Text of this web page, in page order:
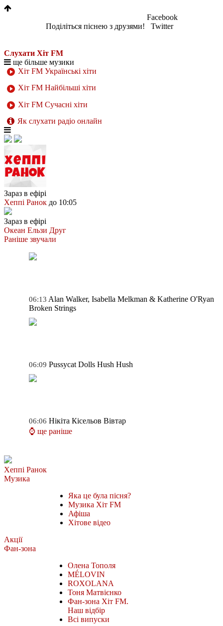
Поділіться піснею з друзями!
Facebook
Twitter
Слухати Хіт FM
ще більше музики
Хіт FM Українські хіти
Хіт FM Найбільші хіти
Хіт FM Сучасні хіти
Як слухати радіо онлайн
Зараз в ефірі
Хеппі Ранок до 10:05
Зараз в ефірі
Океан Ельзи Друг
Раніше звучали
06:13 Alan Walker, Isabella Melkman & Katherine O'Ryan
Broken Strings
06:09 Pussycat Dolls Hush Hush
06:06 Нікіта Кісельов Вівтар
⌚ ще раніше
Хеппі Ранок
Музика
Яка це була пісня?
Музика Хіт FM
Афіша
Хітове відео
Акції
Фан-зона
Олена Тополя
MÉLOVIN
ROXOLANA
Тоня Матвієнко
Фан-зона Хіт FM.
Наш відбір
Всі випуски